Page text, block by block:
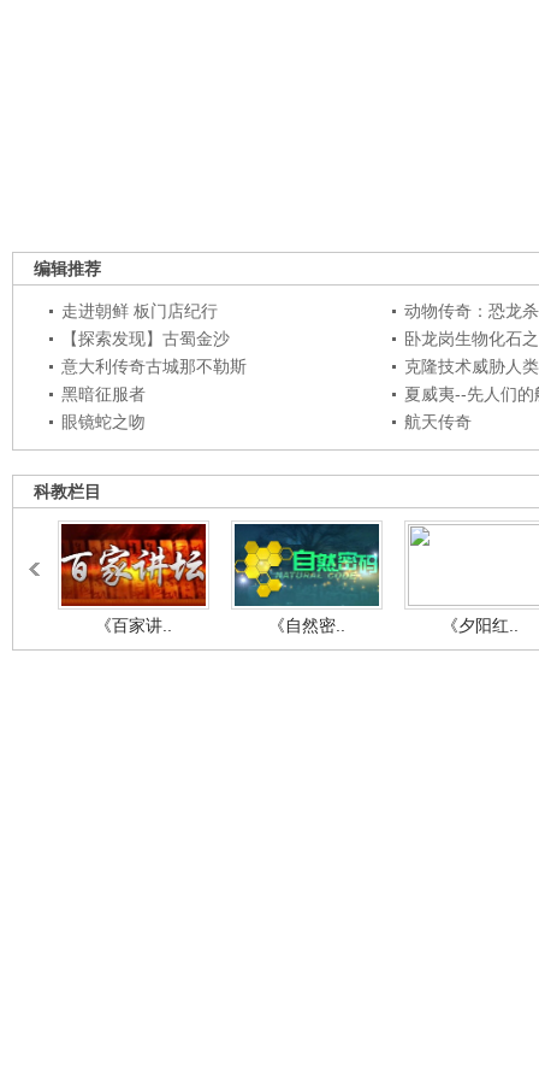
编辑推荐
走进朝鲜 板门店纪行
动物传奇：恐龙
【探索发现】古蜀金沙
卧龙岗生物化石
意大利传奇古城那不勒斯
克隆技术威胁人
黑暗征服者
夏威夷--先人们的
眼镜蛇之吻
航天传奇
科教栏目
《百家讲.. 《自然密.. 《夕阳红..